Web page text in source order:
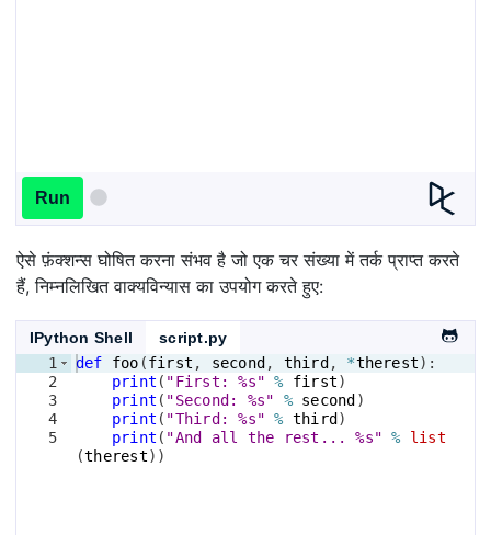
Run
ऐसे फ़ंक्शन्स घोषित करना संभव है जो एक चर संख्या में तर्क प्राप्त करते
हैं, निम्नलिखित वाक्यविन्यास का उपयोग करते हुए:
IPython Shell
script.py
1
2
3
4
5
def foo (first , second , third , *therest) :
print ( "First: %s" % first)
print ( "Second: %s" % second )
print ( "Third: %s" % third )
print ( "And all the rest... %s" %
list
(therest))